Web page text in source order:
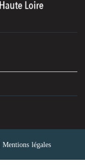
Mentions légales